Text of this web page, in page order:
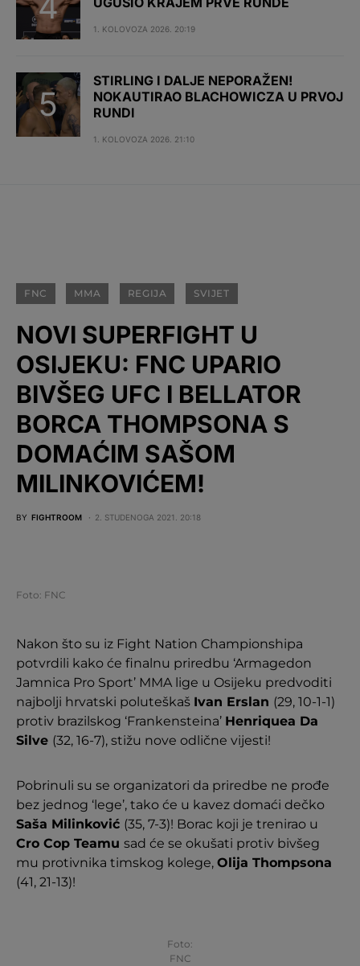
1. KOLOVOZA 2026. 20:19
STIRLING I DALJE NEPORAŽEN!
NOKAUTIRAO BLACHOWICZA U PRVOJ
RUNDI
1. KOLOVOZA 2026. 21:10
FNC MMA REGIJA SVIJET
NOVI SUPERFIGHT U
OSIJEKU: FNC UPARIO
BIVŠEG UFC I BELLATOR
BORCA THOMPSONA S
DOMAĆIM SAŠOM
MILINKOVIĆEM!
BY FIGHTROOM 2. STUDENOGA 2021. 20:18
Foto: FNC
Nakon što su iz Fight Nation Championshipa
potvrdili kako će finalnu priredbu ‘Armagedon
Jamnica Pro Sport’ MMA lige u Osijeku predvoditi
najbolji hrvatski poluteškaš Ivan Erslan (29, 10-1-1)
protiv brazilskog ‘Frankensteina’ Henriquea Da
Silve (32, 16-7), stižu nove odlične vijesti!
Pobrinuli su se organizatori da priredbe ne prođe
bez jednog ‘lege’, tako će u kavez domaći dečko
Saša Milinković (35, 7-3)! Borac koji je trenirao u
Cro Cop Teamu sad će se okušati protiv bivšeg
mu protivnika timskog kolege, Olija Thompsona
(41, 21-13)!
Foto:
FNC